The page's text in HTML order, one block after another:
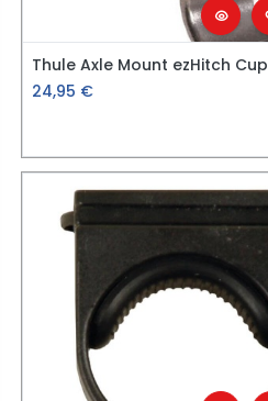
Thule Axle Mount ezHitch Cup
24,95 €